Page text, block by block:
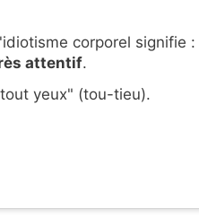
corporel signifie :
attentif.
yeux" (tou-tieu).